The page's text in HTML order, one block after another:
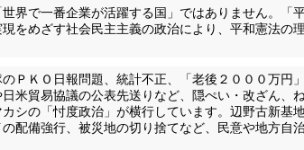
界で一番企業が活躍する国」ではありません。「
をめざす社会民主主義の政治により、平和憲法の
ＰＫＯ日報問題、統計不正、「老後２０００万円
米貿易協議の公表先送りなど、隠ぺい・改ざん、
シの「忖度政治」が横行しています。辺野古新基
配備強行、被災地の切り捨てなど、民意や地方自